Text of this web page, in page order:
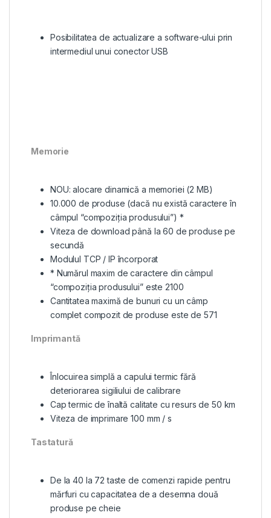
Posibilitatea de actualizare a software-ului prin
intermediul unui conector USB
Memorie
NOU: alocare dinamică a memoriei (2 MB)
10.000 de produse (dacă nu există caractere în
câmpul “compoziția produsului”) *
Viteza de download până la 60 de produse pe
secundă
Modulul TCP / IP încorporat
* Numărul maxim de caractere din câmpul
“compoziția produsului” este 2100
Cantitatea maximă de bunuri cu un câmp
complet compozit de produse este de 571
Imprimantă
Înlocuirea simplă a capului termic fără
deteriorarea sigiliului de calibrare
Cap termic de înaltă calitate cu resurs de 50 km
Viteza de imprimare 100 mm / s
Tastatură
De la 40 la 72 taste de comenzi rapide pentru
mărfuri cu capacitatea de a desemna două
produse pe cheie